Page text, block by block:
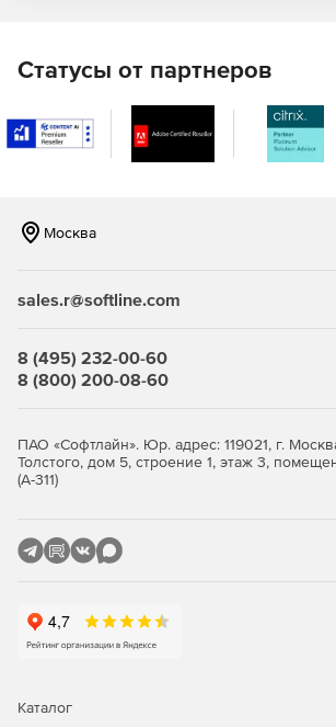
Дискреционная и ролевая модели
(виртуальные машины, хосты,
Централизованный аудит.
низкоуровневыми интерфейсами
Поддержка современных версий
качестве гостевых операционных
управлением Linux или Windows с
требованиями.
протоколу VNC или SPICE.
высокопроизводительной
инфраструктуры.
и пользовательского трафика на
Статусы от партнеров
Москва
sales.r@softline.com
8 (495) 232-00-60
8 (800) 200-08-60
ПАО «Софтлайн». Юр. адрес: 119021, г.
Толстого, дом 5, строение 1, этаж 3,
(А-311)
Каталог